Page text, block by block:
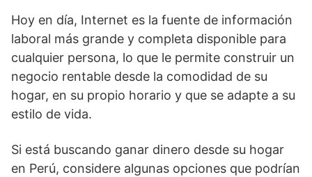
Hoy en día, Internet es la fuente de información
laboral más grande y completa disponible para
cualquier persona, lo que le permite construir un
negocio rentable desde la comodidad de su
hogar, en su propio horario y que se adapte a su
estilo de vida.
Si está buscando ganar dinero desde su hogar
en Perú, considere algunas opciones que podrían